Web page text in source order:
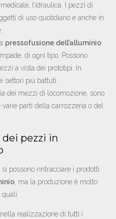
l’idraulica. I pezzi di
di uso quotidiano e anche in
pressofusione dell’alluminio
di ogni tipo. Possono
a vista dei prototipi. In
settori più battuti.
dei mezzi di locomozione, sono
parti della carrozzeria o del
pezzi in
possono rintracciare i prodotti
, ma la produzione è molto
quali:
realizzazione di tutti i